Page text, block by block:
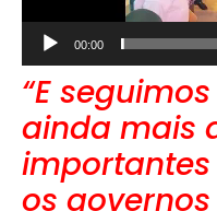
00:00
“E
ainda mais
os